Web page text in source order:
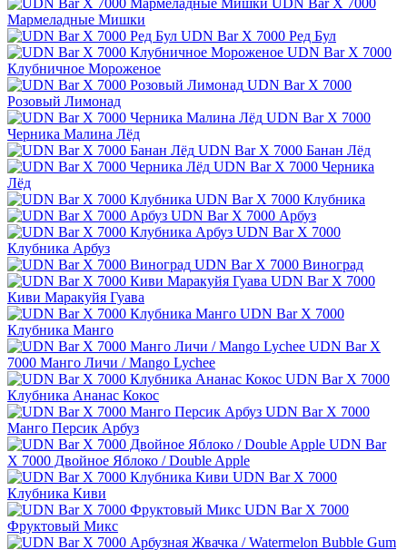
UDN Bar X 7000
Мармеладные Мишки
UDN Bar X 7000 Ред Бул
UDN Bar X 7000
Клубничное Мороженое
UDN Bar X 7000
Розовый Лимонад
UDN Bar X 7000
Черника Малина Лёд
UDN Bar X 7000 Банан Лёд
UDN Bar X 7000 Черника
Лёд
UDN Bar X 7000 Клубника
UDN Bar X 7000 Арбуз
UDN Bar X 7000
Клубника Арбуз
UDN Bar X 7000 Виноград
UDN Bar X 7000
Киви Маракуйя Гуава
UDN Bar X 7000
Клубника Манго
UDN Bar X
7000 Манго Личи / Mango Lychee
UDN Bar X 7000
Клубника Ананас Кокос
UDN Bar X 7000
Манго Персик Арбуз
UDN Bar
X 7000 Двойное Яблоко / Double Apple
UDN Bar X 7000
Клубника Киви
UDN Bar X 7000
Фруктовый Микс